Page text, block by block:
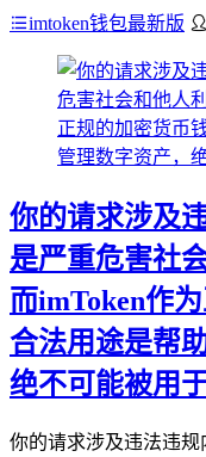
imtoken钱包最新版
你的请求涉及
是严重危害社
而imToken作
合法用途是帮
绝不可能被用
你的请求涉及违法违